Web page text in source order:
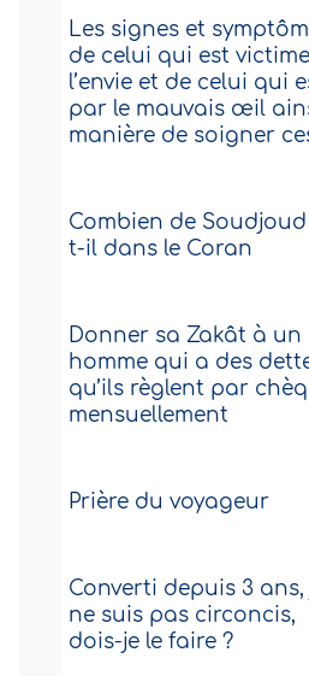
Les signes et
de celui qui est
l’envie et de celui qui
par le mauvais œil
manière de soigner
Combien de
t-il dans le Coran
Donner sa Zakât à un
homme qui a des
qu’ils règlent par
mensuellement
Prière du voyageur
Converti depuis 3 ans,
ne suis pas circoncis,
dois-je le faire ?